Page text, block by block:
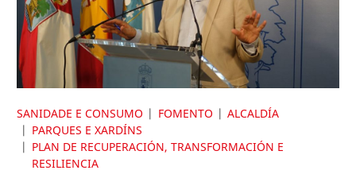
SANIDADE E CONSUMO FOMENTO
ALCALDÍA
PARQUES E XARDÍNS
PLAN DE RECUPERACIÓN, TRANSFORMACIÓN E
RESILIENCIA